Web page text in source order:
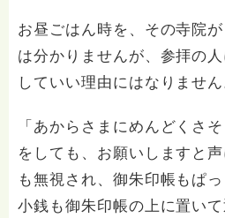
お昼ごはん時を、その寺院
は分かりませんが、参拝の
していい理由にはなりません
「あからさまにめんどくさ
をしても、お願いしますと
も無視され、御朱印帳もぱ
小銭も御朱印帳の上に置い